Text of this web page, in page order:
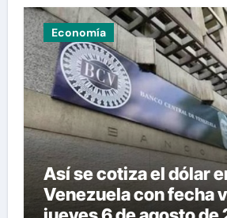
Economía
Así se cotiza el dólar
Venezuela con fecha